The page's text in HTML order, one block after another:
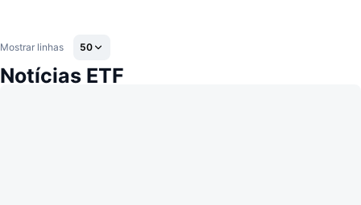
Mostrar linhas 50
Notícias ETF